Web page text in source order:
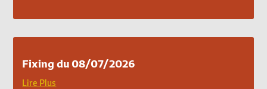
Fixing du 08/07/2026
Lire Plus